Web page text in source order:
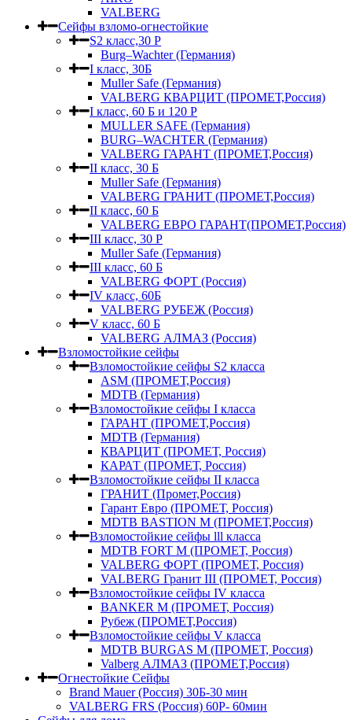
VALBERG
Сейфы взломо-огнестойкие
S2 класс,30 Р
Burg–Wachter (Германия)
I класс, 30Б
Muller Safe (Германия)
VALBERG КВАРЦИТ (ПРОМЕТ,Россия)
I класс, 60 Б и 120 Р
MULLER SAFE (Германия)
BURG–WACHTER (Германия)
VALBERG ГАРАНТ (ПРОМЕТ,Россия)
II класс, 30 Б
Muller Safe (Германия)
VALBERG ГРАНИТ (ПРОМЕТ,Россия)
II класс, 60 Б
VALBERG ЕВРО ГАРАНТ(ПРОМЕТ,Россия)
III класс, 30 Р
Muller Safe (Германия)
III класс, 60 Б
VALBERG ФОРТ (Россия)
IV класс, 60Б
VALBERG РУБЕЖ (Россия)
V класс, 60 Б
VALBERG АЛМАЗ (Россия)
Взломостойкие сейфы
Взломостойкие сейфы S2 класса
ASM (ПРОМЕТ,Россия)
MDTB (Германия)
Взломостойкие сейфы I класса
ГАРАНТ (ПРОМЕТ,Россия)
MDTB (Германия)
КВАРЦИТ (ПРОМЕТ, Россия)
КАРАТ (ПРОМЕТ, Россия)
Взломостойкие сейфы II класса
ГРАНИТ (Промет,Россия)
Гарант Евро (ПРОМЕТ, Россия)
MDTB BASTION M (ПРОМЕТ,Россия)
Взломостойкие сейфы lll класса
MDTB FORT M (ПРОМЕТ, Россия)
VALBERG ФОРТ (ПРОМЕТ, Россия)
VALBERG Гранит III (ПРОМЕТ, Россия)
Взломостойкие сейфы IV класса
BANKER M (ПРОМЕТ, Россия)
Рубеж (ПРОМЕТ,Россия)
Взломостойкие сейфы V класса
MDTB BURGAS M (ПРОМЕТ, Россия)
Valberg АЛМАЗ (ПРОМЕТ,Россия)
Огнестойкие Сейфы
Brand Mauer (Россия) 30Б-30 мин
VALBERG FRS (Россия) 60Р- 60мин